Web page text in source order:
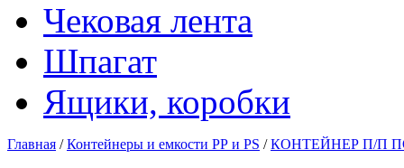
Чековая лента
Шпагат
Ящики, коробки
Главная /Контейнеры и емкости РР и PS /КОНТЕЙНЕР П/П